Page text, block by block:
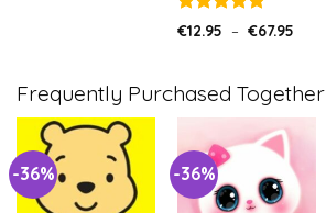
Note5.00
€12.95 – €67.95
Frequently Purchased Together
-36% -36%